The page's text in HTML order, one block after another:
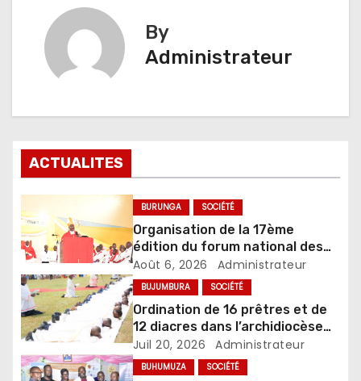
By
Administrateur
ACTUALITES
BURUNGA SOCIÉTÉ
Organisation de la 17ème
édition du forum national des
jeunes par l’église catholique du
Burundi
Août 6, 2026 Administrateur
BUJUMBURA SOCIÉTÉ
Ordination de 16 prêtres et de
12 diacres dans l’archidiocèse
de Bujumbura
Juil 20, 2026 Administrateur
BUHUMUZA SOCIÉTÉ